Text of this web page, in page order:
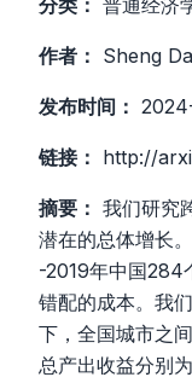
分类： 普通经济
作者： Sheng
发布时间：
链接： http://
摘要： 我们研究
潜在的总体增长
-2019年中国284
错配的成本。我
下，全国城市之
总产出收益分别